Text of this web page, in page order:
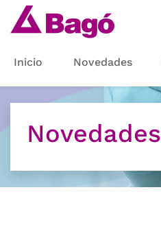
Inicio Novedades
Novedades